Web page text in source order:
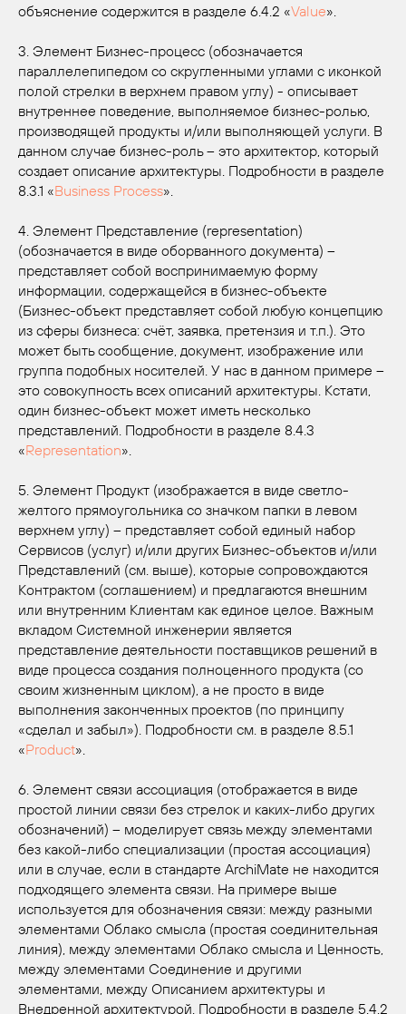
объяснение содержится в разделе 6.4.2 «Value».
3. Элемент Бизнес-процесс (обозначается
параллелепипедом со скругленными углами с иконкой
полой стрелки в верхнем правом углу) - описывает
внутреннее поведение, выполняемое бизнес-ролью,
производящей продукты и/или выполняющей услуги. В
данном случае бизнес-роль – это архитектор, который
создает описание архитектуры. Подробности в разделе
8.3.1 «Business Process».
4. Элемент Представление (representation)
(обозначается в виде оборванного документа) –
представляет собой воспринимаемую форму
информации, содержащейся в бизнес-объекте
(Бизнес-объект представляет собой любую концепцию
из сферы бизнеса: счёт, заявка, претензия и т.п.). Это
может быть сообщение, документ, изображение или
группа подобных носителей. У нас в данном примере –
это совокупность всех описаний архитектуры. Кстати,
один бизнес-объект может иметь несколько
представлений. Подробности в разделе 8.4.3
«Representation».
5. Элемент Продукт (изображается в виде светло-
желтого прямоугольника со значком папки в левом
верхнем углу) – представляет собой единый набор
Сервисов (услуг) и/или других Бизнес-объектов и/или
Представлений (см. выше), которые сопровождаются
Контрактом (соглашением) и предлагаются внешним
или внутренним Клиентам как единое целое. Важным
вкладом Системной инженерии является
представление деятельности поставщиков решений в
виде процесса создания полноценного продукта (со
своим жизненным циклом), а не просто в виде
выполнения законченных проектов (по принципу
«сделал и забыл»). Подробности см. в разделе 8.5.1
«Product».
6. Элемент связи ассоциация (отображается в виде
простой линии связи без стрелок и каких-либо других
обозначений) – моделирует связь между элементами
без какой-либо специализации (простая ассоциация)
или в случае, если в стандарте ArchiMate не находится
подходящего элемента связи. На примере выше
используется для обозначения связи: между разными
элементами Облако смысла (простая соединительная
линия), между элементами Облако смысла и Ценность,
между элементами Соединение и другими
элементами, между Описанием архитектуры и
Внедренной архитектурой. Подробности в разделе 5.4.2